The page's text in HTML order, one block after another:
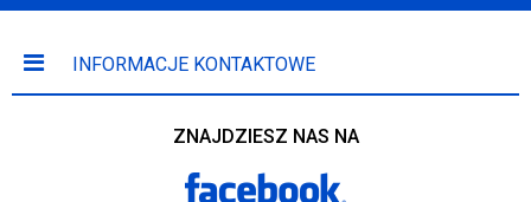
INFORMACJE KONTAKTOWE
ZNAJDZIESZ NAS NA